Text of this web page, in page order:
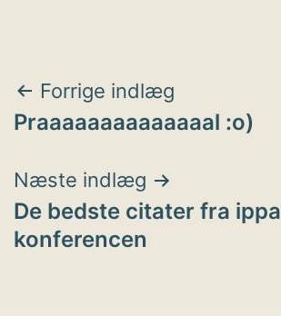
Indlægsnavigation
Forrige indlæg
Praaaaaaaaaaaaaal :o)
Næste indlæg
De bedste citater fra ippa
konferencen